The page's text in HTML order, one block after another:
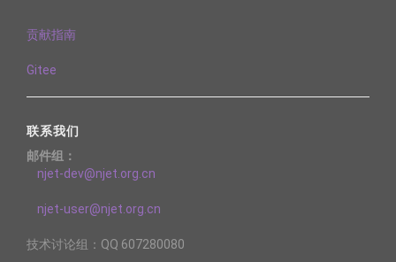
贡献指南
Gitee
联系我们
邮件组：
njet-dev@njet.org.cn
njet-user@njet.org.cn
技术讨论组：QQ 607280080